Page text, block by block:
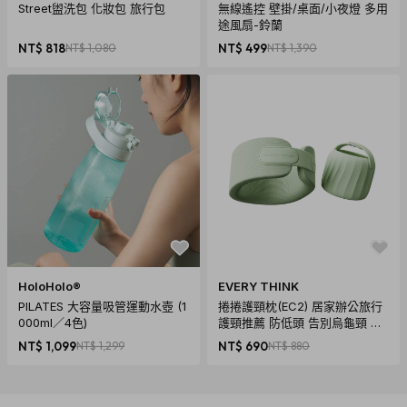
Street盥洗包 化妝包 旅行包
NT$ 818NT$ 1,080
無線遙控 壁掛/桌面/小夜燈 多用
途風扇-鈴蘭
NT$ 499NT$ 1,390
HoloHolo®
PILATES 大容量吸管運動水壺 (1
000ml／4色)
NT$ 1,099NT$ 1,299
EVERY THINK
捲捲護頸枕(EC2) 居家辦公旅行
護頸推薦 防低頭 告別烏龜頸 頸
椎養護 多色可選
NT$ 690NT$ 880